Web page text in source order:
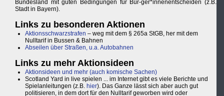
Bundesland mit guten Bedingungen für Bür-ger*innenentscheiden (z.B.
Stadt in Bayern).
Links zu besonderen Aktionen
Aktionsschwarzstrafen – weg mit dem § 265a StGB, her mit dem
Nulltarif in Bussen & Bahnen
Abseilen über Straßen, u.a. Autobahnen
Links zu mehr Aktionsideen
Aktionsideen und mehr (auch komische Sachen)
Scotland Yard in live spielen ... im Internet gibt es viele Berichte und
Spielanleitungen (z.B. hier). Das Ganze lässt sich aber auch gut
politisieren, in dem dort für den Nulltarif geworben wird oder